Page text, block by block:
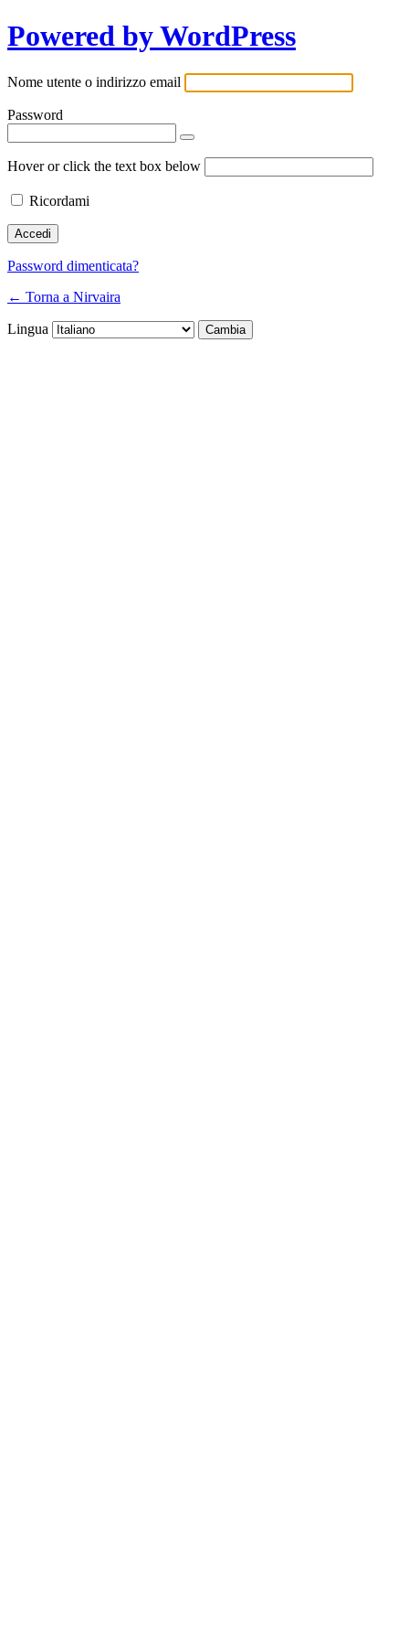
Powered by WordPress
Nome utente o indirizzo email
Password
Hover or click the text box below
Ricordami
Password dimenticata?
← Torna a Nirvaira
Lingua